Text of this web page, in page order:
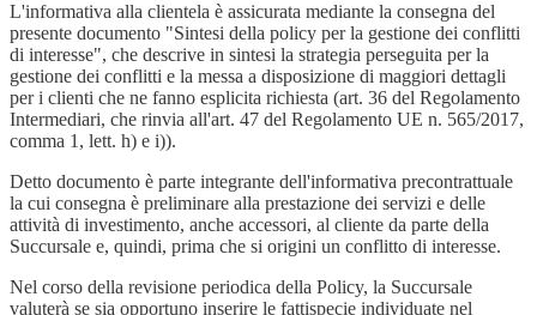
L'informativa alla clientela è assicurata mediante la consegna del
presente documento "Sintesi della policy per la gestione dei conflitti
di interesse", che descrive in sintesi la strategia perseguita per la
gestione dei conflitti e la messa a disposizione di maggiori dettagli
per i clienti che ne fanno esplicita richiesta (art. 36 del Regolamento
Intermediari, che rinvia all'art. 47 del Regolamento UE n. 565/2017,
comma 1, lett. h) e i)).
Detto documento è parte integrante dell'informativa precontrattuale
la cui consegna è preliminare alla prestazione dei servizi e delle
attività di investimento, anche accessori, al cliente da parte della
Succursale e, quindi, prima che si origini un conflitto di interesse.
Nel corso della revisione periodica della Policy, la Succursale
valuterà se sia opportuno inserire le fattispecie individuate nel